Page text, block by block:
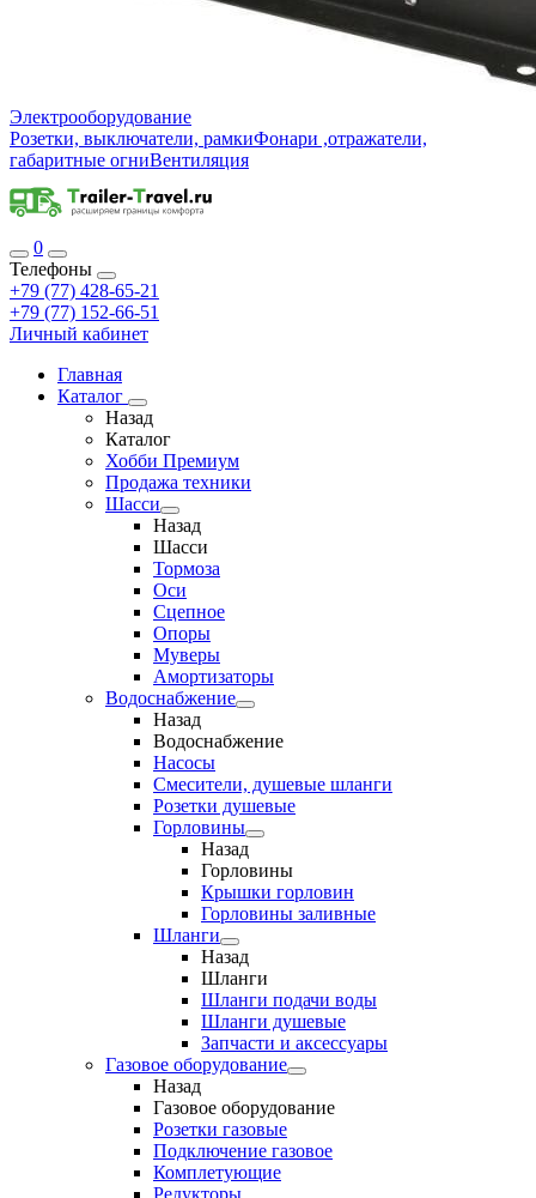
Электрооборудование
Розетки, выключатели, рамкиФонари ,отражатели,
габаритные огниВентиляция
0
Телефоны
+79 (77) 428-65-21
+79 (77) 152-66-51
Личный кабинет
Главная
Каталог
Назад
Каталог
Хобби Премиум
Продажа техники
Шасси
Назад
Шасси
Тормоза
Оси
Сцепное
Опоры
Муверы
Амортизаторы
Водоснабжение
Назад
Водоснабжение
Насосы
Смесители, душевые шланги
Розетки душевые
Горловины
Назад
Горловины
Крышки горловин
Горловины заливные
Шланги
Назад
Шланги
Шланги подачи воды
Шланги душевые
Запчасти и аксессуары
Газовое оборудование
Назад
Газовое оборудование
Розетки газовые
Подключение газовое
Комплетующие
Редукторы